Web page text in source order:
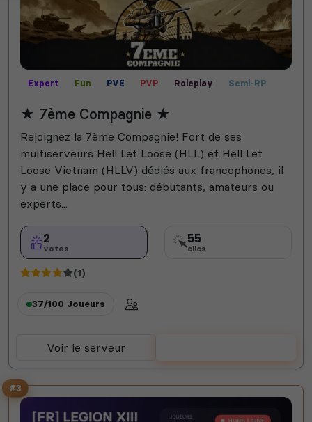
Expert Fun PVE PVP Roleplay
Semi-RP
★ 7ème Compagnie ★
Rejoignez la 7ème Compagnie! Fort de ses
multiserveurs Hell Let Loose (HLL) et Hell Let
Loose Vietnam (HLLV) dédiés aux francophones, il
y a une place pour tous: débutants, amateurs ou
experts...
2
votes
55
clics
(1)
37/100 Joueurs
Voir le serveur
#3